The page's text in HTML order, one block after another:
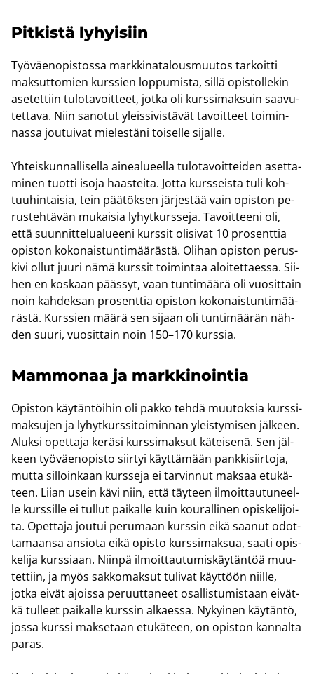
Pit­kis­tä ly­hyi­siin
Työ­väen­opis­tos­sa mark­ki­na­ta­lous­muu­tos tar­koit­ti
mak­sut­to­mien kurs­sien lop­pu­mis­ta, sillä opis­tol­le­kin
ase­tet­tiin tu­lo­ta­voit­teet, jotka oli kurs­si­mak­suin saa­vu­
tet­ta­va. Niin sa­no­tut yleis­si­vis­tä­vät ta­voit­teet toi­min­
nas­sa jou­tui­vat mie­les­tä­ni toi­sel­le si­jal­le.
Yh­teis­kun­nal­li­sel­la ai­nea­lu­eel­la tu­lo­ta­voit­tei­den aset­ta­
mi­nen tuot­ti isoja haas­tei­ta. Jotta kurs­seis­ta tuli koh­
tuu­hin­tai­sia, tein pää­tök­sen jär­jes­tää vain opis­ton pe­
rus­teh­tä­vän mu­kai­sia ly­hyt­kurs­se­ja. Ta­voit­tee­ni oli,
että suun­nit­te­lua­lu­ee­ni kurs­sit oli­si­vat 10 pro­sent­tia
opis­ton ko­ko­nais­tun­ti­mää­räs­tä. Oli­han opis­ton pe­rus­
ki­vi ollut juuri nämä kurs­sit toi­min­taa aloi­tet­taes­sa. Sii­
hen en kos­kaan pääs­syt, vaan tun­ti­mää­rä oli vuo­sit­tain
noin kah­dek­san pro­sent­tia opis­ton ko­ko­nais­tun­ti­mää­
räs­tä. Kurs­sien määrä sen si­jaan oli tun­ti­mää­rän näh­
den suuri, vuo­sit­tain noin 150–170 kurs­sia.
Mam­mo­naa ja mark­ki­noin­tia
Opis­ton käy­tän­töi­hin oli pakko tehdä muu­tok­sia kurs­si­
mak­su­jen ja ly­hyt­kurs­si­toi­min­nan yleis­ty­mi­sen jäl­keen.
Aluk­si opet­ta­ja ke­rä­si kurs­si­mak­sut kä­tei­se­nä. Sen jäl­
keen työ­väen­opis­to siir­tyi käyt­tä­mään pank­ki­siir­to­ja,
mutta sil­loin­kaan kurs­se­ja ei tar­vin­nut mak­saa etu­kä­
teen. Liian usein kävi niin, että täy­teen il­moit­tau­tu­neel­
le kurs­sil­le ei tul­lut pai­kal­le kuin kou­ral­li­nen opis­ke­li­joi­
ta. Opet­ta­ja jou­tui pe­ru­maan kurs­sin eikä saa­nut odot­
ta­maan­sa an­sio­ta eikä opis­to kurs­si­mak­sua, saati opis­
ke­li­ja kurs­si­aan. Niin­pä il­moit­tau­tu­mis­käy­tän­töä muu­
tet­tiin, ja myös sak­ko­mak­sut tu­li­vat käyt­töön niil­le,
jotka eivät ajois­sa pe­ruut­ta­neet osal­lis­tu­mis­taan ei­vät­
kä tul­leet pai­kal­le kurs­sin al­kaes­sa. Ny­kyi­nen käy­tän­tö,
jossa kurs­si mak­se­taan etu­kä­teen, on opis­ton kan­nal­ta
paras.